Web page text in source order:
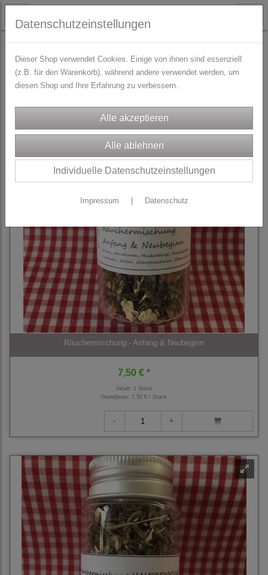
RÄUCHERMISCHUNGEN
Sortierung wählen
Räuchermischung - Anfang & Neubeginn
7,50 € *
Inhalt: 1 Stück
Grundpreis: 7,50 € / Stück
Datenschutzeinstellungen
Dieser Shop verwendet Cookies. Einige von ihnen sind essenziell
(z.B. für den Warenkorb), während andere verwendet werden, um
diesen Shop und Ihre Erfahrung zu verbessern.
Individuelle Datenschutzeinstellungen
Impressum Datenschutz